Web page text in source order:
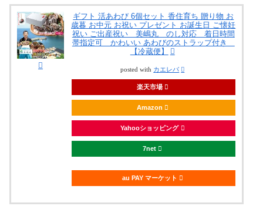
ギフト 活あわび 6個セット 香住育ち 贈り物 お
歳暮 お中元 お祝い プレゼント お誕生日 ご懐妊
祝い ご出産祝い 美嶋丸 のし対応 着日時間
帯指定可 かわいい あわびのストラップ付き
【冷蔵便】
posted with カエレバ
楽天市場
Amazon
Yahooショッピング
7net
au PAY マーケット